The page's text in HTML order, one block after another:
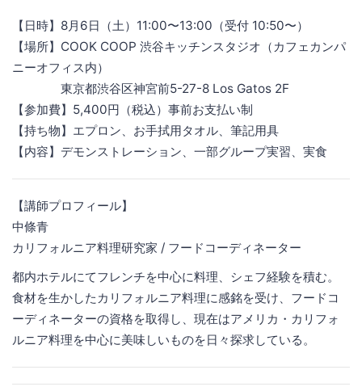
【日時】8月6日（土）11:00〜13:00（受付 10:50〜）
【場所】COOK COOP 渋谷キッチンスタジオ（カフェカンパ
ニーオフィス内）
東京都渋谷区神宮前5-27-8 Los Gatos 2F
【参加費】5,400円（税込）事前お支払い制
【持ち物】エプロン、お手拭用タオル、筆記用具
【内容】デモンストレーション、一部グループ実習、実食
【講師プロフィール】
中條青
カリフォルニア料理研究家 / フードコーディネーター
都内ホテルにてフレンチを中心に料理、シェフ経験を積む。
食材を生かしたカリフォルニア料理に感銘を受け、フードコ
ーディネーターの資格を取得し、現在はアメリカ・カリフォ
ルニア料理を中心に美味しいものを日々探求している。